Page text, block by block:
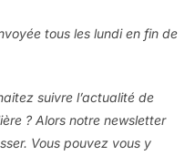
tous les lundi en fin de
suivre l’actualité de
? Alors notre newsletter
Vous pouvez vous y